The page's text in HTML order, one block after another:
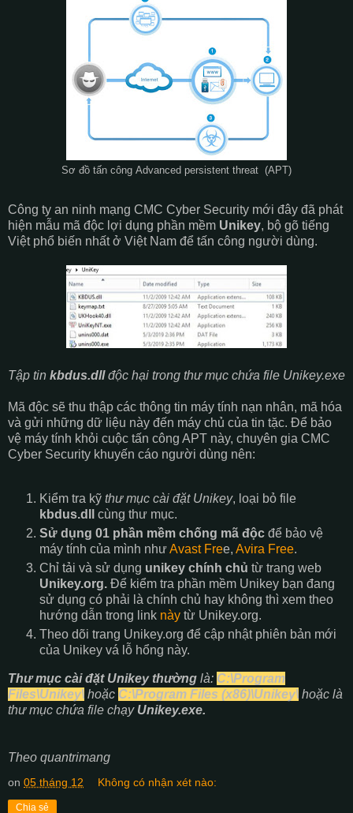
Sơ đồ tấn công Advanced persistent threat (APT)
Công ty an ninh mạng CMC Cyber Security mới đây đã phát
hiện mẫu mã độc lợi dụng phần mềm Unikey, bộ gõ tiếng
Việt phổ biến nhất ở Việt Nam để tấn công người dùng.
Tập tin kbdus.dllđộc hại trong thư mục chứa file Unikey.exe
Mã độc sẽ thu thập các thông tin máy tính nạn nhân, mã hóa
và gửi những dữ liệu này đến máy chủ của tin tặc. Để bảo
vệ máy tính khỏi cuộc tấn công APT này, chuyên gia CMC
Cyber Security khuyến cáo người dùng nên:
Kiểm tra kỹ thư mục cài đặt Unikey, loại bỏ file
kbdus.dll cùng thư mục.
Sử dụng 01 phần mềm chống mã độc để bảo vệ
máy tính của mình nhưAvast Free, Avira Free.
Chỉ tải và sử dụng unikey chính chủ từ trang web
Unikey.org. Để kiểm tra phần mềm Unikey bạn đang
sử dụng có phải là chính chủ hay không thì xem theo
hướng dẫn trong link này từ Unikey.org.
Theo dõi trang Unikey.org để cập nhật phiên bản mới
của Unikey vá lỗ hổng này.
Thư mục cài đặt Unikey thường là: C:\Program
Files\Unikey\ hoặc C:\Program Files (x86)\Unikey\ hoặc là
thư mục chứa file chạy Unikey.exe.
Theo quantrimang
on 05 tháng 12 Không có nhận xét nào:
Chia sẻ